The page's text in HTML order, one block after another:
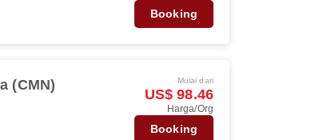
Booking
(CMN) Mulai dari
US$ 98.46
Harga/Org
Booking